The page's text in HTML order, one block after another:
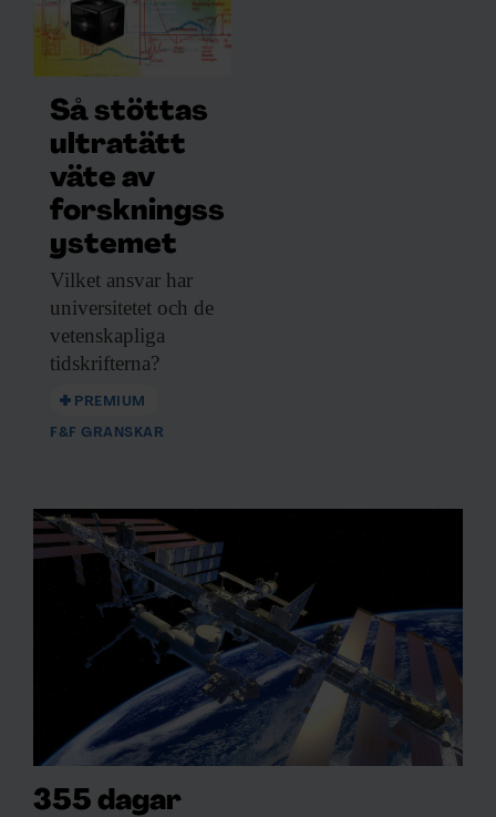
annons- och analysföretag som vi samarbetar med.
Dessa kan i sin tur kombinera informationen med annan
information som du har tillhandahållit eller som de har
Så stöttas
ultratätt
väte av
forskningss
ystemet
Vilket ansvar har
universitetet och de
vetenskapliga
tidskrifterna?
PREMIUM
F&F GRANSKAR
355 dagar